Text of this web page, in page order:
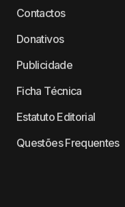
Contactos
Donativos
Publicidade
Ficha Técnica
Estatuto Editorial
Questões Frequentes